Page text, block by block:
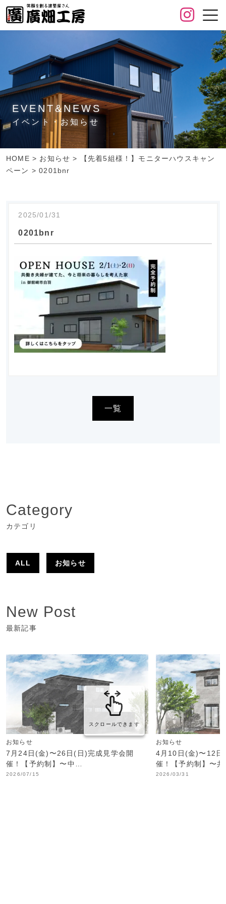
EVENT&NEWS
イベント・お知らせ
HOME > お知らせ >
【先着5組様！】モニターハウスキャン
ペーン >0201bnr
0201bnr
2025/01/31
一覧
Category
カテゴリ
ALL お知らせ
New Post
最新記事
7月24日(金)〜26日(日)完成見学会開
催！【予約制】〜中…
お知らせ
2026/07/15
4月10日(金)〜12日
催！【予約制】〜
お知らせ
2026/03/31
スクロールできます